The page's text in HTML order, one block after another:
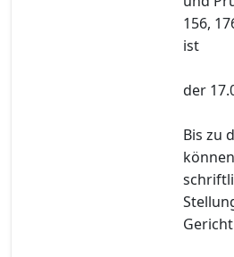
156,
ist
der
Bis zu